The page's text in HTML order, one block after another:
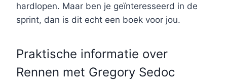
hardlopen. Maar ben je geïnteresseerd in de
sprint, dan is dit echt een boek voor jou.
Praktische informatie over
Rennen met Gregory Sedoc